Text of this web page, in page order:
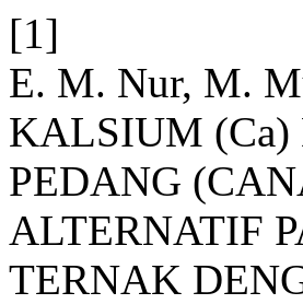
[1]
E. M. Nur, M.
KALSIUM (Ca)
PEDANG
ALTERNATIF
TERNAK